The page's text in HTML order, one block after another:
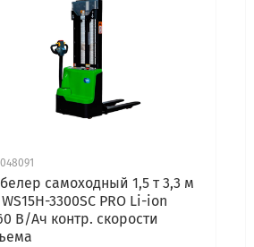
самоходный 1,5 т 3,3 м
WS15H-3300SC PRO Li-ion
В/Ач контр. скорости